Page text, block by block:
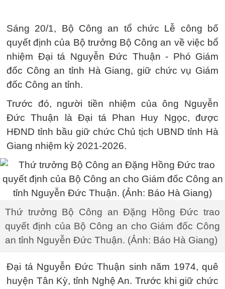
Sáng 20/1, Bộ Công an tổ chức Lễ công bố
quyết định của Bộ trưởng Bộ Công an về việc bổ
nhiệm Đại tá Nguyễn Đức Thuận - Phó Giám
đốc Công an tỉnh Hà Giang, giữ chức vụ Giám
đốc Công an tỉnh.
Trước đó, người tiền nhiệm của ông Nguyễn
Đức Thuận là Đại tá Phan Huy Ngọc, được
HĐND tỉnh bầu giữ chức Chủ tịch UBND tỉnh Hà
Giang nhiệm kỳ 2021-2026.
Thứ trưởng Bộ Công an Đặng Hồng Đức trao
quyết định của Bộ Công an cho Giám đốc Công
an tỉnh Nguyễn Đức Thuận. (Ảnh: Báo Hà Giang)
Đại tá Nguyễn Đức Thuận sinh năm 1974, quê
huyện Tân Kỳ, tỉnh Nghệ An. Trước khi giữ chức